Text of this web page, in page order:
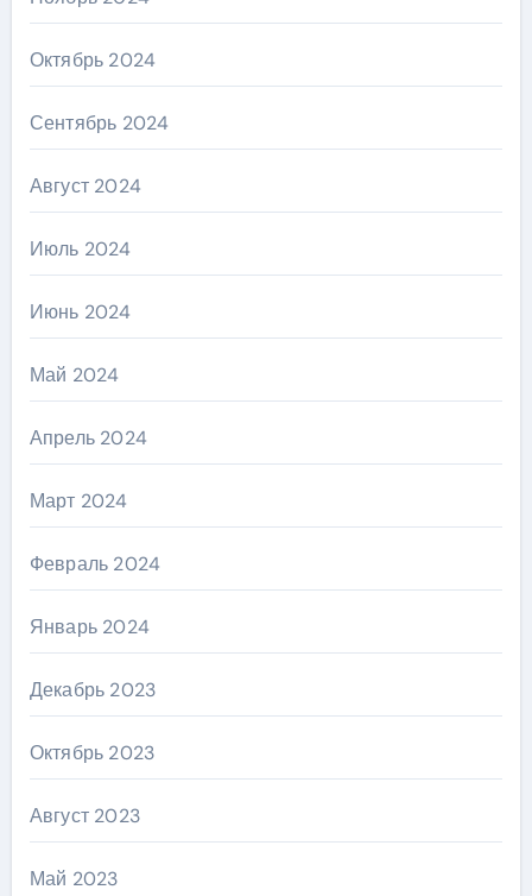
Октябрь 2024
Сентябрь 2024
Август 2024
Июль 2024
Июнь 2024
Май 2024
Апрель 2024
Март 2024
Февраль 2024
Январь 2024
Декабрь 2023
Октябрь 2023
Август 2023
Май 2023